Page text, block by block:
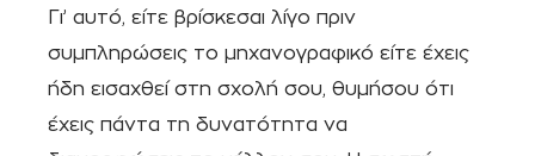
Γι’ αυτό, είτε βρίσκεσαι λίγο πριν
συμπληρώσεις το μηχανογραφικό είτε έχεις
ήδη εισαχθεί στη σχολή σου, θυμήσου ότι
έχεις πάντα τη δυνατότητα να